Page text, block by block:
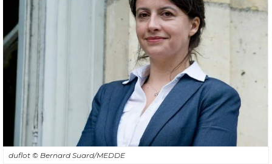
duflot © Bernard Suard/MEDDE